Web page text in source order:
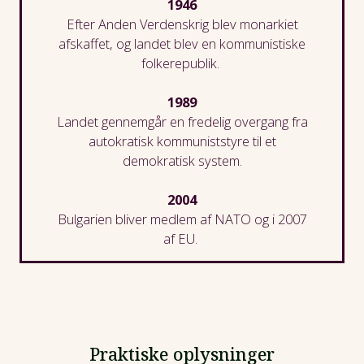
1946
Efter Anden Verdenskrig blev monarkiet
afskaffet, og landet blev en kommunistiske
folkerepublik.
1989
Landet gennemgår en fredelig overgangfra
autokratisk kommuniststyre til et
demokratisk system.
2004
Bulgarien bliver medlem af NATO og i 2007
af EU.
Praktiske oplysninger